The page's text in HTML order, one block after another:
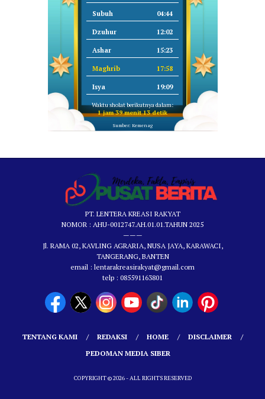
Subuh 04:44
Dzuhur 12:02
Ashar 15:23
Maghrib 17:58
Isya 19:09
Waktu sholat berikutnya dalam:
1 jam 39 menit 12 detik
Sumber: Kemenag
PT. LENTERA KREASI RAKYAT
NOMOR : AHU-0012747.AH.01.01.TAHUN 2025
———
Jl. RAMA 02, KAVLING AGRARIA, NUSA JAYA, KARAWACI,
TANGERANG, BANTEN
email : lentarakreasirakyat@gmail.com
telp : 085591163801
TENTANG KAMI REDAKSI HOME
DISCLAIMER
PEDOMAN MEDIA SIBER
COPYRIGHT © 2026 - ALL RIGHTS RESERVED